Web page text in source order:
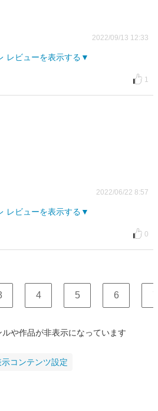
2022/09/13 12:33
レビューを表示する
1
2022/06/22 8:57
レビューを表示する
0
4 5 6 7
や作品が非表示になっています
示コンテンツ設定